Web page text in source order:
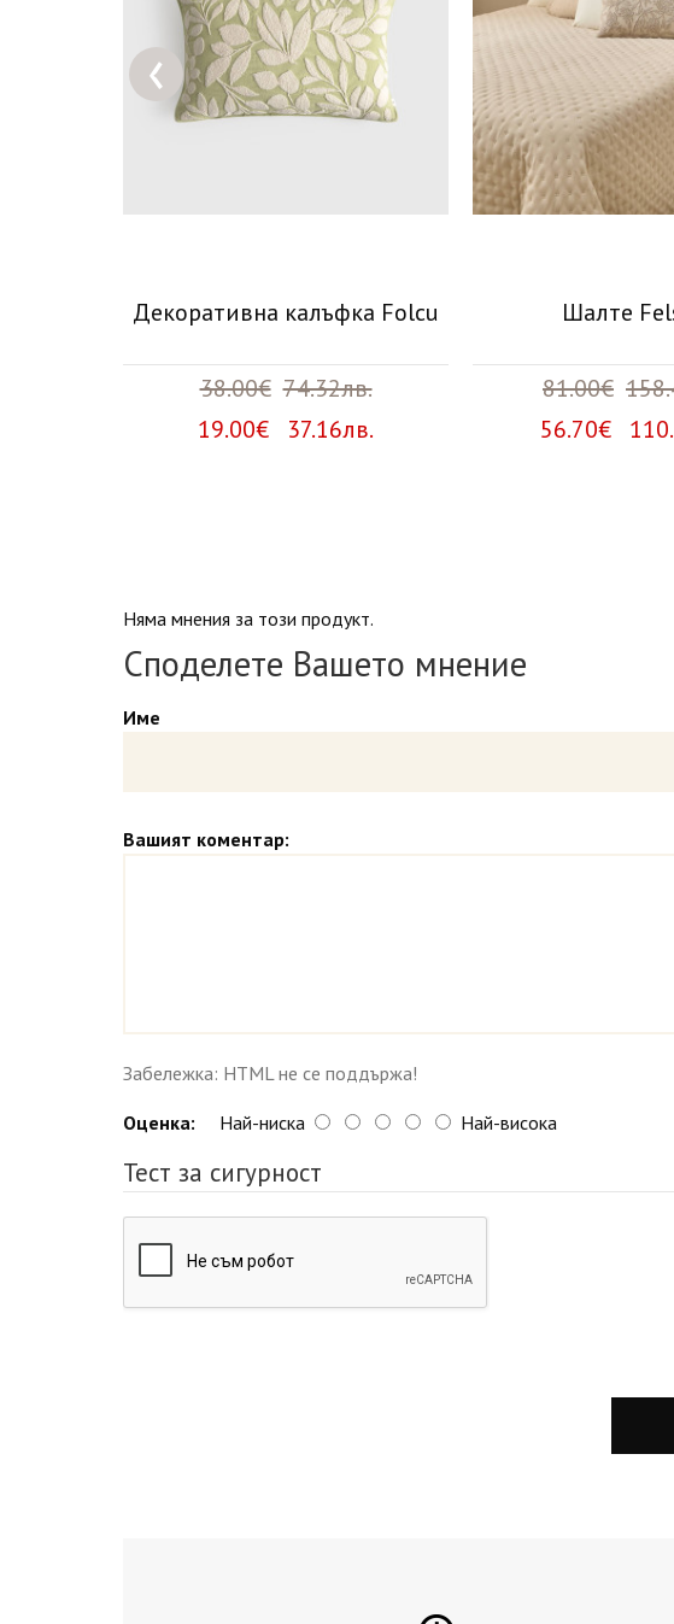
Декоративна калъфка Folcu
38.00€ 74.32лв.
19.00€ 37.16лв.
Шалте
81.00€
56.70€
‹
Няма мнения за този продукт.
Споделете Вашето мнение
Име
Вашият коментар:
Забележка: HTML не се поддържа!
Оценка: Най-ниска Най-висока
Тест за сигурност